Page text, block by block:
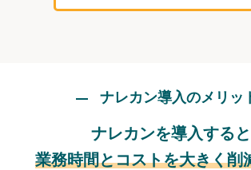
ナレカン導入のメリッ
ナレカンを導入すると
業務時間とコストを大きく削